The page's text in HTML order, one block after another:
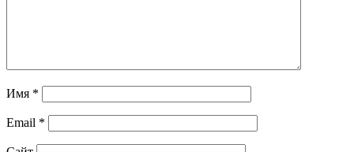
Имя *
Email *